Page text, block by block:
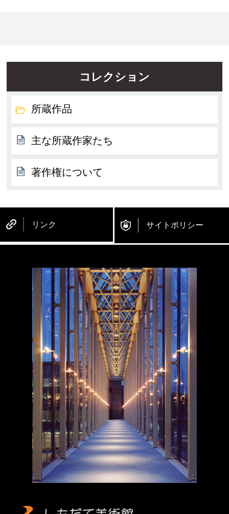
コレクション
所蔵作品
主な所蔵作家たち
著作権について
リンク サイトポリシー